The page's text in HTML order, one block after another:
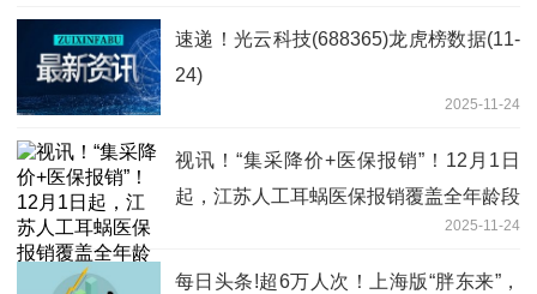
速递！光云科技(688365)龙虎榜数据(11-
24)
2025-11-24
视讯！“集采降价+医保报销”！12月1日
起，江苏人工耳蜗医保报销覆盖全年龄段
2025-11-24
每日头条!超6万人次！上海版“胖东来”，